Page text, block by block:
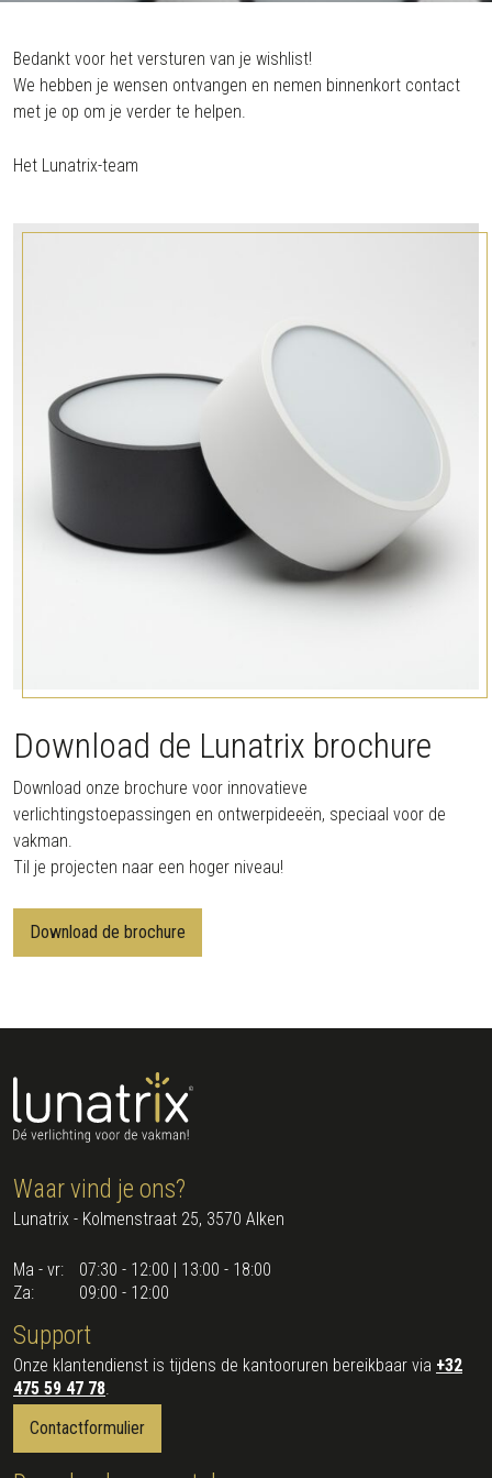
Bedankt voor het versturen van je wishlist!
We hebben je wensen ontvangen en nemen binnenkort contact
met je op om je verder te helpen.
Het Lunatrix-team
Download de Lunatrix brochure
Download onze brochure voor innovatieve
verlichtingstoepassingen en ontwerpideeën, speciaal voor de
vakman.
Til je projecten naar een hoger niveau!
Download de brochure
Waar vind je ons?
Lunatrix - Kolmenstraat 25, 3570 Alken
Ma - vr:
07:30 - 12:00 | 13:00 - 18:00
Za:
09:00 - 12:00
Support
Onze klantendienst is tijdens de kantooruren bereikbaar via +32
475 59 47 78.
Contactformulier